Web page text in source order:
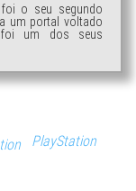
o seu segundo
um portal voltado
foi um dos seus
PlayStation